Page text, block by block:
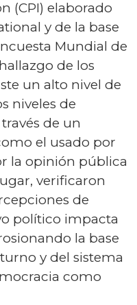
(CPI) elaborado
y de la base
Mundial de
de los
un alto nivel de
niveles de
de un
el usado por
la opinión pública
verificaron
de
político impacta
la base
y del sistema
como